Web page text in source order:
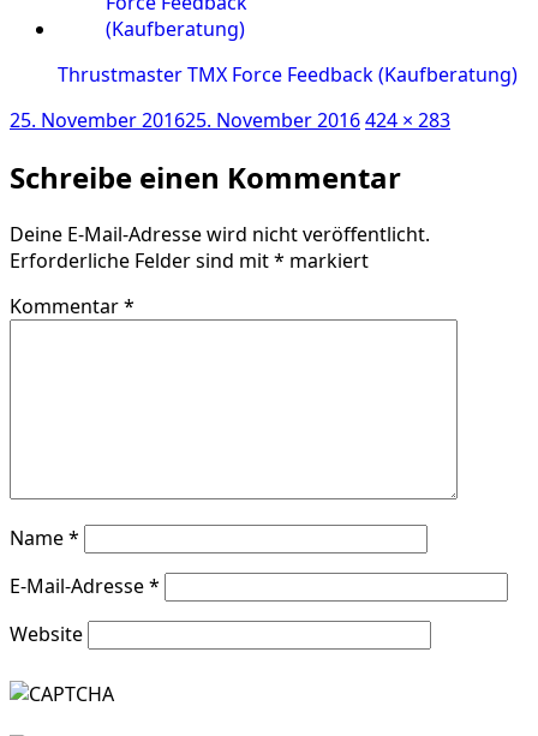
Thrustmaster TMX Force Feedback (Kaufberatung)
Veröffentlicht
25. November 201625. November 2016Volle
424 × 283
Schreibe einen Kommentar
Deine E-Mail-Adresse wird nicht veröffentlicht.
Erforderliche Felder sind mit* markiert
Kommentar*
Name*
E-Mail-Adresse*
Website